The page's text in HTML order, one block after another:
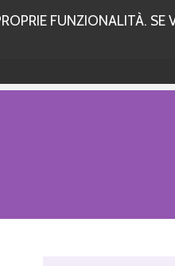
FUNZIONALITÀ. SE